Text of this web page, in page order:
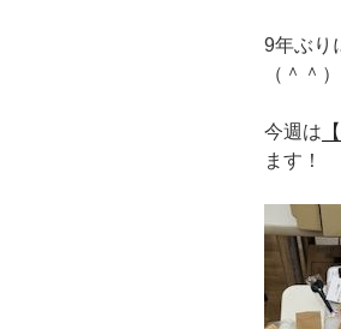
9年ぶり
（＾＾）
今週は
ます！